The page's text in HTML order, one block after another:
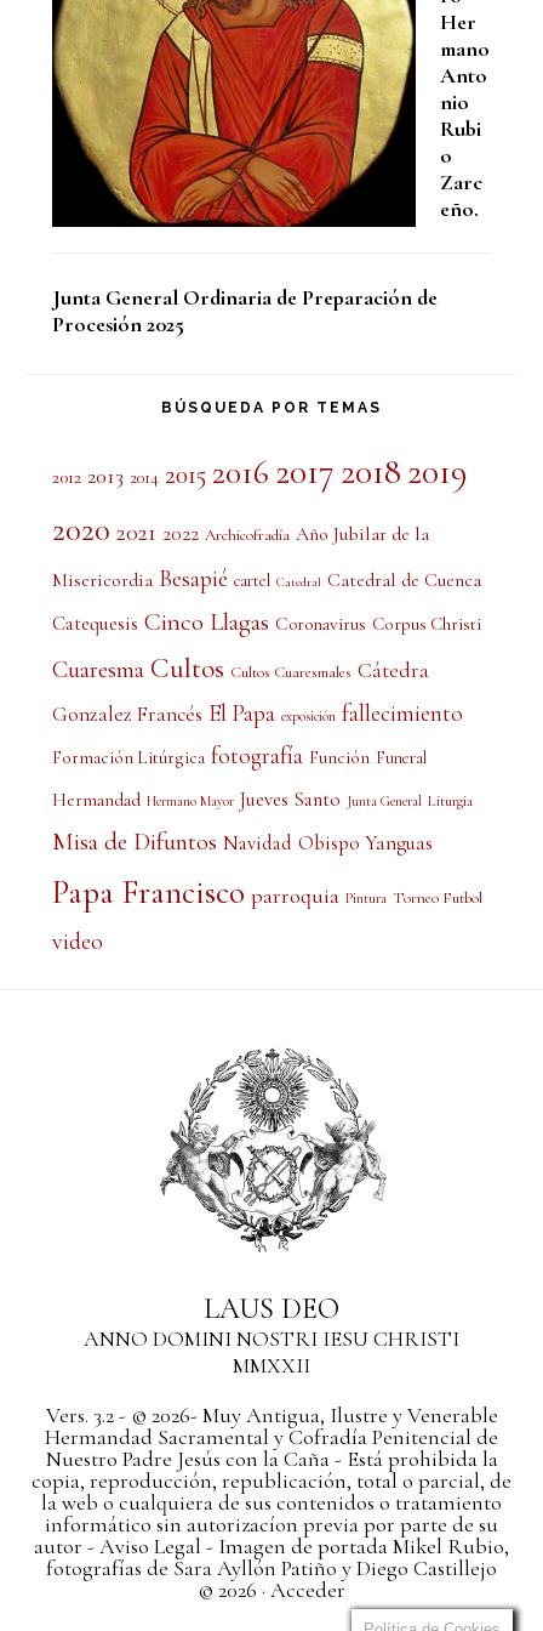
Her
mano
Anto
nio
Rubi
o
Zarc
eño.
Junta General Ordinaria de Preparación de
Procesión 2025
BÚSQUEDA POR TEMAS
2012 2013 2014 2015 2016 2017 2018 2019
2020 2021 2022 Archicofradía Año Jubilar de la
Misericordia Besapié cartel Catedral Catedral de Cuenca
Catequesis Cinco Llagas Coronavirus Corpus Christi
Cuaresma Cultos Cultos Cuaresmales Cátedra
Gonzalez Francés El Papa exposición fallecimiento
Formación Litúrgica fotografía Función Funeral
Hermandad Hermano Mayor Jueves Santo Junta General Liturgia
Misa de Difuntos Navidad Obispo Yanguas
Papa Francisco parroquia Pintura Torneo Futbol
video
LAUS DEO
ANNO DOMINI NOSTRI IESU CHRISTI
MMXXII
Vers. 3.2 - © 2026- Muy Antigua, Ilustre y Venerable
Hermandad Sacramental y Cofradía Penitencial de
Nuestro Padre Jesús con la Caña - Está prohibida la
copia, reproducción, republicación, total o parcial, de
la web o cualquiera de sus contenidos o tratamiento
informático sin autorizacíon previa por parte de su
autor - Aviso Legal - Imagen de portada Mikel Rubio,
fotografías de Sara Ayllón Patiño y Diego Castillejo
© 2026 · Acceder